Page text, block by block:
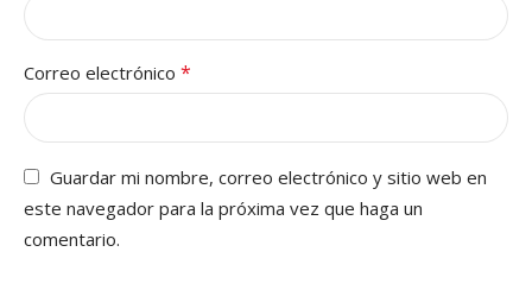
Correo electrónico *
Guardar mi nombre, correo electrónico y sitio web en
este navegador para la próxima vez que haga un
comentario.